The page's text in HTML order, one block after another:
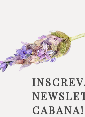
CABANA!